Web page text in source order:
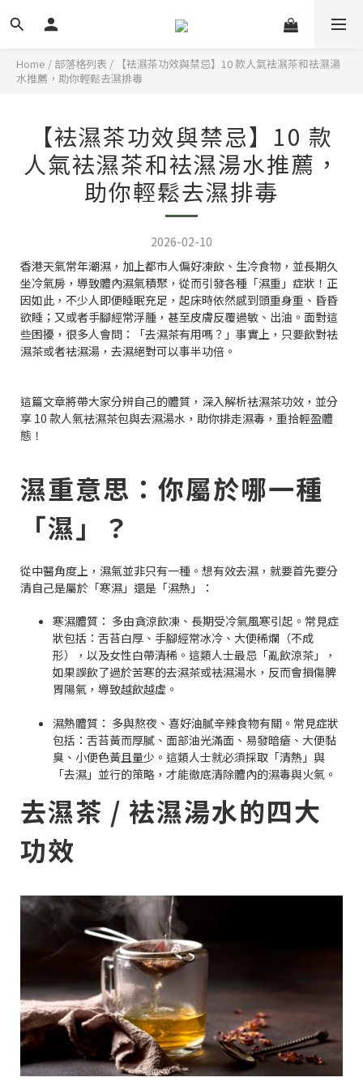
Home / 部落格列表 /
【袪濕茶功效與禁忌】10 款人氣袪濕茶和袪濕湯
水推薦，助你輕鬆去濕排毒
【袪濕茶功效與禁忌】10 款
人氣袪濕茶和袪濕湯水推薦，
助你輕鬆去濕排毒
2026-02-10
香港天氣常年潮濕，加上都市人偏好凍飲、生冷食物，並長期久
坐冷氣房，導致體內濕氣積聚，從而引發各種「濕重」症狀！正
因如此，不少人即便睡眠充足，起床時依然感到頭重身重、昏昏
欲睡；又或者手腳經常浮腫，甚至皮膚反覆過敏、出油。面對這
些困擾，很多人會問：「去濕茶有用嗎？」事實上，只要飲對袪
濕茶或者袪濕湯，去濕絕對可以事半功倍。
這篇文章將帶大家分辨自己的體質，深入解析袪濕茶功效，並分
享 10 款人氣袪濕茶包與去濕湯水，助你排走濕毒，重拾輕盈體
態！
濕重意思：你屬於哪一種
「濕」？
從中醫角度上，濕氣並非只有一種。想有效去濕，就要首先要分
清自己是屬於「寒濕」還是「濕熱」：
寒濕體質： 多由貪涼飲凍、長期受冷氣風寒引起。常見症
狀包括：舌苔白厚、手腳經常冰冷、大便稀爛（不成
形），以及女性白帶清稀。這類人士最忌「亂飲涼茶」，
如果誤飲了過於苦寒的去濕茶或袪濕湯水，反而會損傷脾
胃陽氣，導致越飲越虛。
濕熱體質： 多與熬夜、喜好油膩辛辣食物有關。常見症狀
包括：舌苔黃而厚膩、面部油光滿面、易發暗瘡、大便黏
臭、小便色黃且量少。這類人士就必須採取「清熱」與
「去濕」並行的策略，才能徹底清除體內的濕毒與火氣。
去濕茶 / 袪濕湯水的四大
功效